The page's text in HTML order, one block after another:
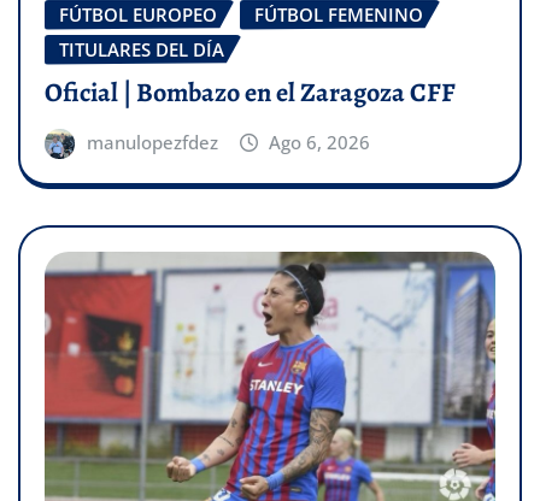
FÚTBOL EUROPEO
FÚTBOL FEMENINO
TITULARES DEL DÍA
Oficial | Bombazo en el Zaragoza CFF
manulopezfdez Ago 6, 2026